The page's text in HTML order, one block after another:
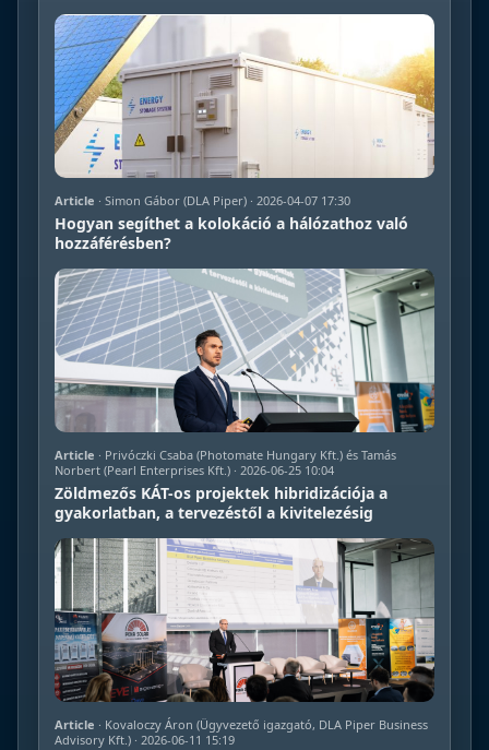
Article · Simon Gábor (DLA Piper) · 2026-04-07 17:30
Hogyan segíthet a kolokáció a hálózathoz való
hozzáférésben?
Article · Privóczki Csaba (Photomate Hungary Kft.) és Tamás
Norbert (Pearl Enterprises Kft.) · 2026-06-25 10:04
Zöldmezős KÁT-os projektek hibridizációja a
gyakorlatban, a tervezéstől a kivitelezésig
Article · Kovaloczy Áron (Ügyvezető igazgató, DLA Piper Business
Advisory Kft.) · 2026-06-11 15:19